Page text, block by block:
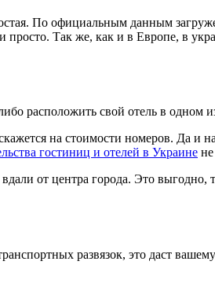
По официальным данным
Так же, как и в Европе, в
расположить свой отель в одном
на стоимости номеров. Да и
гостиниц и отелей в Украине
от центра города. Это
развязок, это даст